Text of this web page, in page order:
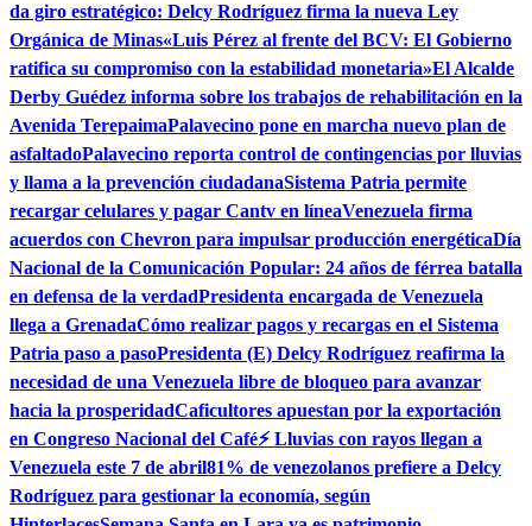
da giro estratégico: Delcy Rodríguez firma la nueva Ley
Orgánica de Minas«Luis Pérez al frente del BCV: El Gobierno
ratifica su compromiso con la estabilidad monetaria»El Alcalde
Derby Guédez informa sobre los trabajos de rehabilitación en la
Avenida TerepaimaPalavecino pone en marcha nuevo plan de
asfaltadoPalavecino reporta control de contingencias por lluvias
y llama a la prevención ciudadanaSistema Patria permite
recargar celulares y pagar Cantv en líneaVenezuela firma
acuerdos con Chevron para impulsar producción energéticaDía
Nacional de la Comunicación Popular: 24 años de férrea batalla
en defensa de la verdadPresidenta encargada de Venezuela
llega a GrenadaCómo realizar pagos y recargas en el Sistema
Patria paso a pasoPresidenta (E) Delcy Rodríguez reafirma la
necesidad de una Venezuela libre de bloqueo para avanzar
hacia la prosperidadCaficultores apuestan por la exportación
en Congreso Nacional del Café⚡ Lluvias con rayos llegan a
Venezuela este 7 de abril81% de venezolanos prefiere a Delcy
Rodríguez para gestionar la economía, según